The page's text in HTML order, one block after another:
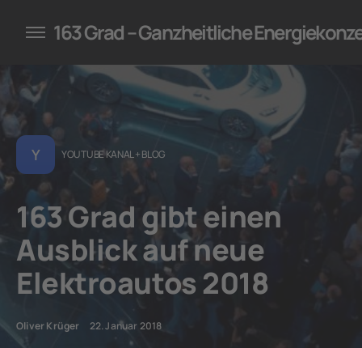
für Unternehmen
163 Grad – Ganzheitliche
Y YOUTUBE KANAL + BLOG
163 Grad gibt einen
Ausblick auf neue
Elektroautos 2018
Oliver Krüger 22. Januar 2018